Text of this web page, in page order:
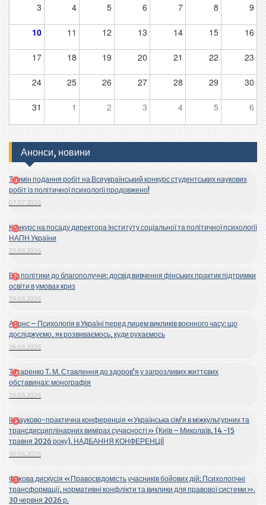
3 4 5 6 7 8 9
10 11 12 13 14 15 16
17 18 19 20 21 22 23
24 25 26 27 28 29 30
31 1 2 3 4 5 6
Анонси, новини
Термін подання робіт на Всеукраїнський конкурс студентських наукових
робіт із політичної психології продовжено!
07.07.2026
Конкурс на посаду директора Інституту соціальної та політичної психології
НАПН України
23.06.2026
Від політики до благополуччя: досвід вивчення фінських практик підтримки
освіти в умовах криз
19.06.2026
Анонс – Психологія в Україні перед лицем викликів воєнного часу: що
досліджуємо, як розвиваємось, куди рухаємось
18.06.2026
Титаренко Т. М. Ставлення до здоров’я у загрозливих життєвих
обставинах: монографія
16.06.2026
ІІ Науково-практична конференція «Українська сім’я в міжкультурних та
трансдисциплінарних вимірах сучасності» (Київ – Миколаїв, 14 -15
травня 2026 року). НАДБАННЯ КОНФЕРЕНЦІЇ
10.06.2026
Фахова дискусія «Правосвідомість учасників бойових дій: Психологічні
трансформації, нормативні конфлікти та виклики для правової системи».
30 червня 2026 р.